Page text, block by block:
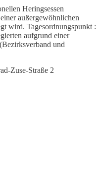
Heringsessen
außergewöhnlichen
wird. Tagesordnungspunkt :
aufgrund einer
und
Zuse-Straße 2